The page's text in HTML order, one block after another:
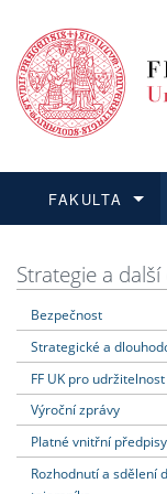
FAKULTA
Dozvědět se více
Podat přihlášku
Dozvědět se více
Dozvědět se více
Dozvědět se více
Strategie a
Bezpečnost
Strategické a
FF UK pro udržitelnost
Výroční zprávy
Platné vnitřní předpisy
Rozhodnutí a sdělení